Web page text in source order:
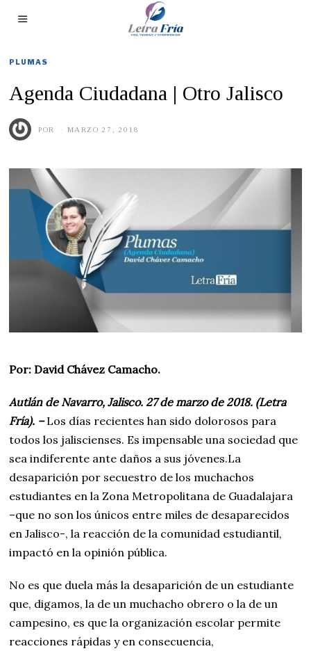
PLUMAS
Agenda Ciudadana | Otro Jalisco
POR MARZO 27, 2018
B
2
0
1
9
Por: David Chávez Camacho.
Autlán de Navarro, Jalisco. 27 de marzo de 2018. (Letra
Fría). –Los días recientes han sido dolorosos para
todos los jaliscienses. Es impensable una sociedad que
sea indiferente ante daños a sus jóvenes.La
desaparición por secuestro de los muchachos
estudiantes en la Zona Metropolitana de Guadalajara
–que no son los únicos entre miles de desaparecidos
en Jalisco-, la reacción de la comunidad estudiantil,
impactó en la opinión pública.
No es que duela más la desaparición de un estudiante
que, digamos, la de un muchacho obrero o la de un
campesino, es que la organización escolar permite
reacciones rápidas y en consecuencia,